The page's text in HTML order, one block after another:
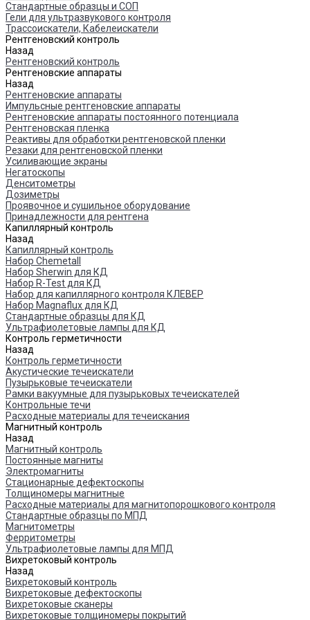
Стандартные образцы и СОП
Гели для ультразвукового контроля
Трассоискатели, Кабелеискатели
Рентгеновский контроль
Назад
Рентгеновский контроль
Рентгеновские аппараты
Назад
Рентгеновские аппараты
Импульсные рентгеновские аппараты
Рентгеновские аппараты постоянного потенциала
Рентгеновская пленка
Реактивы для обработки рентгеновской пленки
Резаки для рентгеновской пленки
Усиливающие экраны
Негатоскопы
Денситометры
Дозиметры
Проявочное и сушильное оборудование
Принадлежности для рентгена
Капиллярный контроль
Назад
Капиллярный контроль
Набор Chemetall
Набор Sherwin для КД
Набор R-Test для КД
Набор для капиллярного контроля КЛЕВЕР
Набор Magnaflux для КД
Стандартные образцы для КД
Ультрафиолетовые лампы для КД
Контроль герметичности
Назад
Контроль герметичности
Акустические течеискатели
Пузырьковые течеискатели
Рамки вакуумные для пузырьковых течеискателей
Контрольные течи
Расходные материалы для течеискания
Магнитный контроль
Назад
Магнитный контроль
Постоянные магниты
Электромагниты
Стационарные дефектоскопы
Толщиномеры магнитные
Расходные материалы для магнитопорошкового контроля
Стандартные образцы по МПД
Магнитометры
Ферритометры
Ультрафиолетовые лампы для МПД
Вихретоковый контроль
Назад
Вихретоковый контроль
Вихретоковые дефектоскопы
Вихретоковые сканеры
Вихретоковые толщиномеры покрытий